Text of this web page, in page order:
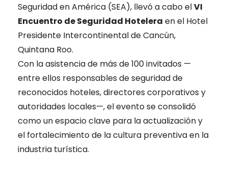
Seguridad en América (SEA), llevó a cabo elVI
Encuentro de Seguridad Hotelera en el Hotel
Presidente Intercontinental de Cancún,
Quintana Roo.
Con la asistencia de más de 100 invitados —
entre ellos responsables de seguridad de
reconocidos hoteles, directores corporativos y
autoridades locales—, el evento se consolidó
como un espacio clave para la actualización y
el fortalecimiento de la cultura preventiva en la
industria turística.